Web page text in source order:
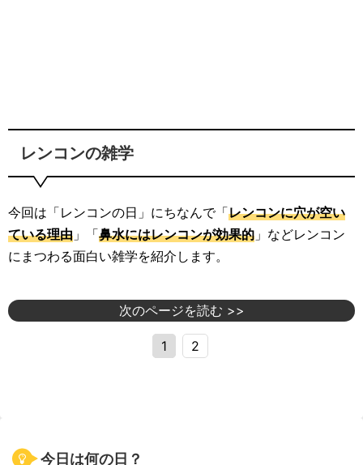
レンコンの雑学
今回は「レンコンの日」にちなんで「レンコンに穴が空い
ている理由 」「鼻水にはレンコンが効果的 」などレンコン
にまつわる面白い雑学を紹介します。
次のページを読む >>
1 2
今日は何の日？